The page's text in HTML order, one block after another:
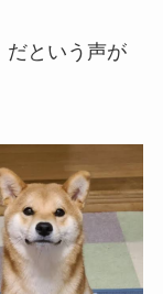
だという声が